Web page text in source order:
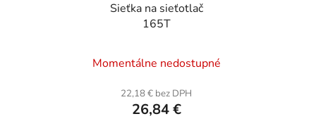
Sieťka na sieťotlač
165T
Momentálne nedostupné
22,18 € bez DPH
26,84 €